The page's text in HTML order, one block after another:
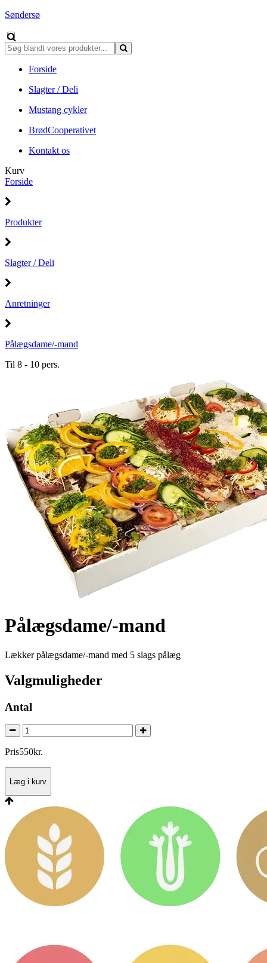
Søndersø
Forside
Slagter / Deli
Mustang cykler
BrødCooperativet
Kontakt os
Kurv
Forside
Produkter
Slagter / Deli
Anretninger
Pålægsdame/-mand
Til 8 - 10 pers.
Pålægsdame/-mand
Lækker pålægsdame/-mand med 5 slags pålæg
Valgmuligheder
Antal
Pris550kr.
Læg i kurv